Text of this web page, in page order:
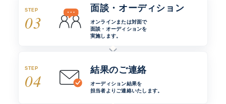
STEP
03
面談・オーディション
オンラインまたは対面で
面談・オーディションを
実施します。
STEP
04
結果のご連絡
オーディション結果を
担当者よりご連絡いたします。